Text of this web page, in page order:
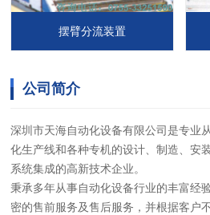
摆臂分流装置
公司简介
深圳市天海自动化设备有限公司是专业
化生产线和各种专机的设计、制造、安
系统集成的高新技术企业。
秉承多年从事自动化设备行业的丰富经
密的售前服务及售后服务，并根据客户